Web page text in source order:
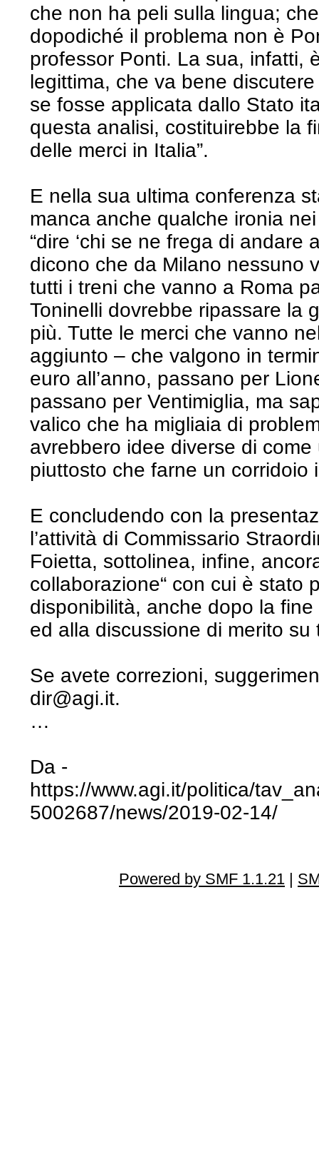
che non ha peli sulla lingua;
dopodiché il problema non è
professor Ponti. La sua, infatti,
legittima, che va bene
se fosse applicata dallo Stato
questa analisi, costituirebbe la
delle merci in Italia”.
E nella sua ultima conferenza
manca anche qualche ironia
“dire ‘chi se ne frega di andare
dicono che da Milano nessuno
tutti i treni che vanno a Roma
Toninelli dovrebbe ripassare la
più. Tutte le merci che vanno
aggiunto – che valgono in
euro all’anno, passano per
passano per Ventimiglia, ma
valico che ha migliaia di
avrebbero idee diverse di
piuttosto che farne un corridoio
E concludendo con la
l’attività di Commissario
Foietta, sottolinea, infine,
collaborazione“ con cui è stato
disponibilità, anche dopo la
ed alla discussione di merito su
Se avete correzioni,
dir@agi.it.
…
Da -
https://www.agi.it/politica/
5002687/news/2019-02-14/
Powered by SMF 1.1.21 |